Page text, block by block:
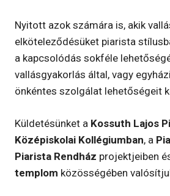
Nyitott azok számára is, akik
elköteleződésüket piarista
a kapcsolódás sokféle
vallásgyakorlás által, vagy
önkéntes szolgálat lehetőségeit
Küldetésünket a Kossuth Lajos
Középiskolai Kollégiumban, a
Piarista Rendház projektjeiben
templom közösségében